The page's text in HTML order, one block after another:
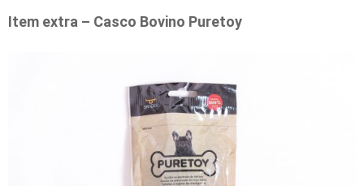
Item extra – Casco Bovino Puretoy